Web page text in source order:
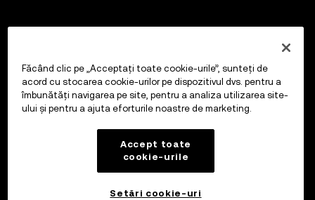
Făcând clic pe „Acceptați toate cookie-urile”, sunteți de
acord cu stocarea cookie-urilor pe dispozitivul dvs. pentru a
îmbunătăți navigarea pe site, pentru a analiza utilizarea site-
ului și pentru a ajuta eforturile noastre de marketing.
Accept toate
cookie-urile
Setări cookie-uri